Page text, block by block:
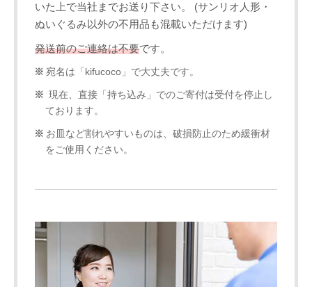
いた上で当社までお送り下さい。 (サンリオ人形・
ぬいぐるみ以外の不用品も混載いただけます)
発送前のご連絡は不要です。
宛名は「kifucoco」で大丈夫です。
現在、直接「持ち込み」でのご寄付は受付を停止し
ております。
お皿など割れやすいものは、破損防止のため緩衝材
をご使用ください。